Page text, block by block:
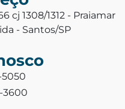
cj 1308/1312 - Praiamar
- Santos/SP
5050
3600